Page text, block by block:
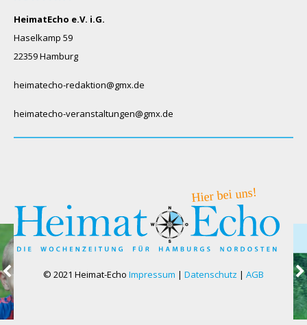
HeimatEcho e.V. i.G.
Haselkamp 59
22359 Hamburg
heimatecho-redaktion@gmx.de
heimatecho-veranstaltungen@gmx.de
© 2021 Heimat-Echo Impressum | Datenschutz | AGB